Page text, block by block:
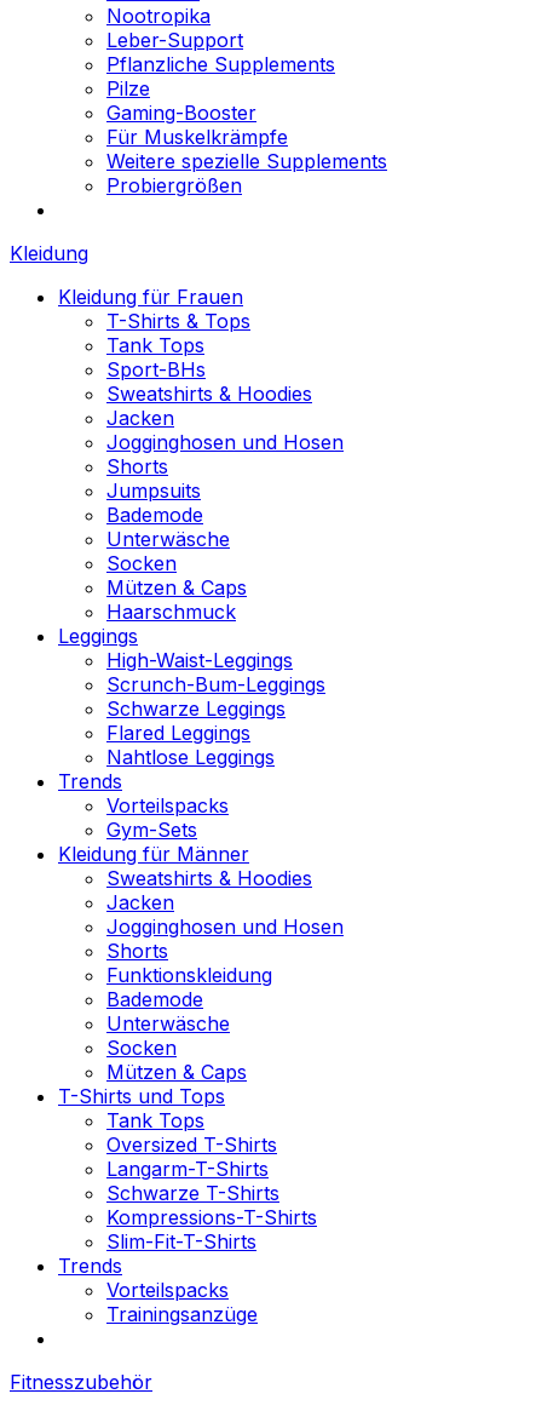
Nootropika
Leber-Support
Pflanzliche Supplements
Pilze
Gaming-Booster
Für Muskelkrämpfe
Weitere spezielle Supplements
Probiergrößen
Kleidung
Kleidung für Frauen
T-Shirts & Tops
Tank Tops
Sport-BHs
Sweatshirts & Hoodies
Jacken
Jogginghosen und Hosen
Shorts
Jumpsuits
Bademode
Unterwäsche
Socken
Mützen & Caps
Haarschmuck
Leggings
High-Waist-Leggings
Scrunch-Bum-Leggings
Schwarze Leggings
Flared Leggings
Nahtlose Leggings
Trends
Vorteilspacks
Gym-Sets
Kleidung für Männer
Sweatshirts & Hoodies
Jacken
Jogginghosen und Hosen
Shorts
Funktionskleidung
Bademode
Unterwäsche
Socken
Mützen & Caps
T-Shirts und Tops
Tank Tops
Oversized T-Shirts
Langarm-T-Shirts
Schwarze T-Shirts
Kompressions-T-Shirts
Slim-Fit-T-Shirts
Trends
Vorteilspacks
Trainingsanzüge
Fitnesszubehör